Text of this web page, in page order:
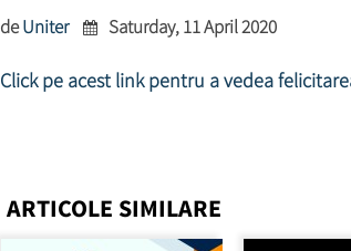
deUniter Saturday, 11 April 2020
Click pe acest link pentru a vedea
ARTICOLE SIMILARE